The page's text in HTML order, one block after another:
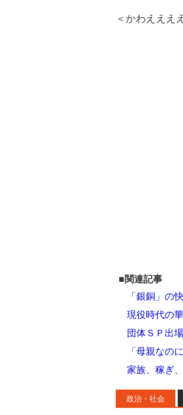
＜かわえええ
■関連記事
「銀銅」の
現役時代の
団体ＳＰ出
「母親なの
家族、稼ぎ
政治・社会